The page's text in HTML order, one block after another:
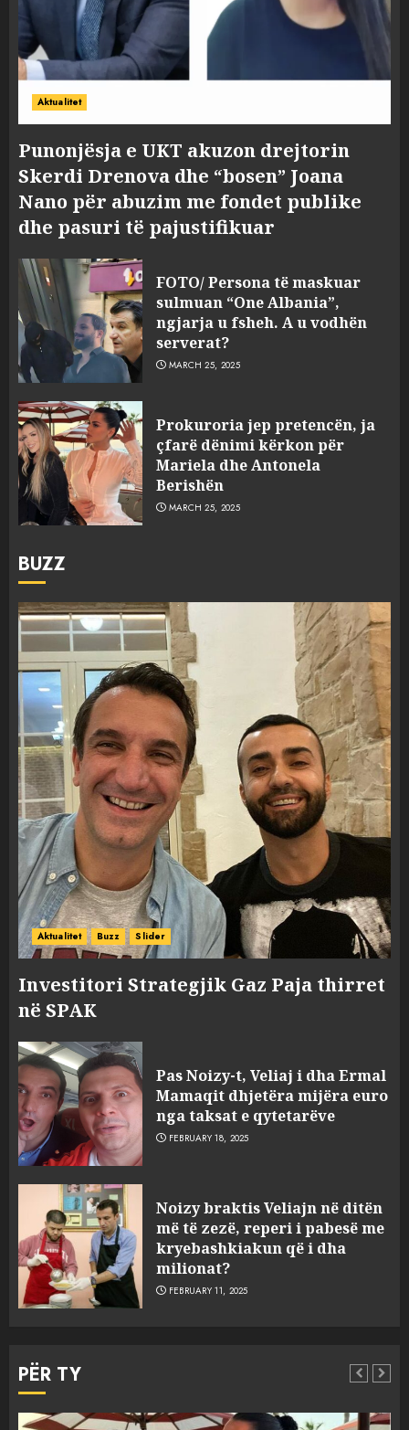
Aktualitet
Punonjësja e UKT akuzon drejtorin
Skerdi Drenova dhe “bosen” Joana
Nano për abuzim me fondet publike
dhe pasuri të pajustifikuar
FOTO/ Persona të maskuar
sulmuan “One Albania”,
ngjarja u fsheh. A u vodhën
serverat?
MARCH 25, 2025
Prokuroria jep pretencën, ja
çfarë dënimi kërkon për
Mariela dhe Antonela
Berishën
MARCH 25, 2025
BUZZ
Aktualitet Buzz Slider
Investitori Strategjik Gaz Paja thirret
në SPAK
Pas Noizy-t, Veliaj i dha Ermal
Mamaqit dhjetëra mijëra euro
nga taksat e qytetarëve
FEBRUARY 18, 2025
Noizy braktis Veliajn në ditën
më të zezë, reperi i pabesë me
kryebashkiakun që i dha
milionat?
FEBRUARY 11, 2025
PËR TY
3
sulmuan “One Albania”,
ngjarja u fsheh. A u vodhën
serverat?
MARCH 25, 2025
4 MARCH 25, 2025